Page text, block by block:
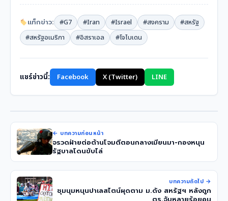
แท็กข่าว: #G7 #Iran #Israel #สงคราม
#สหรัฐ
#สหรัฐอเมริกา
#อิสราเอล #โจไบเดน
แชร์ข่าวนี้: Facebook X (Twitter) LINE
← บทความก่อนหน้า
จรวดฝ่ายต่อต้านโจมตีตอนกลางเมียนมา-กองหนุน
รัฐบาลโดนขับไล่
บทความถัดไป →
ชุมนุมหนุนปาเลสไตน์ผุดตาม ม.ดัง สหรัฐฯ หลังถูก